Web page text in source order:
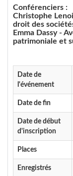
Conférenciers :
Christophe
droit des
Emma Dassy -
patrimoniale et
Date de
l'événement
Date de fin
Date de début
d'inscription
Places
Enregistrés